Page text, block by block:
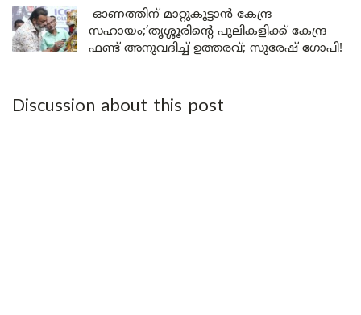
ഓണത്തിന് മാറ്റുകൂട്ടാൻ കേന്ദ്ര
സഹായം;’തൃശ്ശൂരിന്റെ പുലികളിക്ക് കേന്ദ്ര
ഫണ്ട് അനുവദിച്ച് ഉത്തരവ്; സുരേഷ് ഗോപി!
Discussion about this post